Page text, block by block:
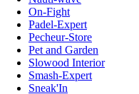
On-Fight
Padel-Expert
Pecheur-Store
Pet and Garden
Slowood Interior
Smash-Expert
Sneak'In